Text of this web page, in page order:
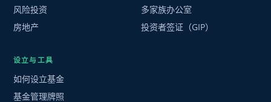
风险投资
房地产
多家族办公室
投资者签证（GIP）
设立与工具
如何设立基金
基金管理牌照